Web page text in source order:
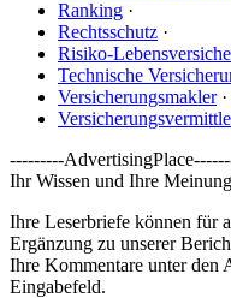
Ranking ·
Rechtsschutz ·
Risiko-
Technische
Versicherungsmakler·
---------
Ihr Wissen und Ihre
Ihre Leserbriefe können für
Ergänzung zu unserer
Ihre Kommentare unter den
Eingabefeld.